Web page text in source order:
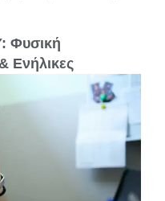
Φυσική
Ενήλικες